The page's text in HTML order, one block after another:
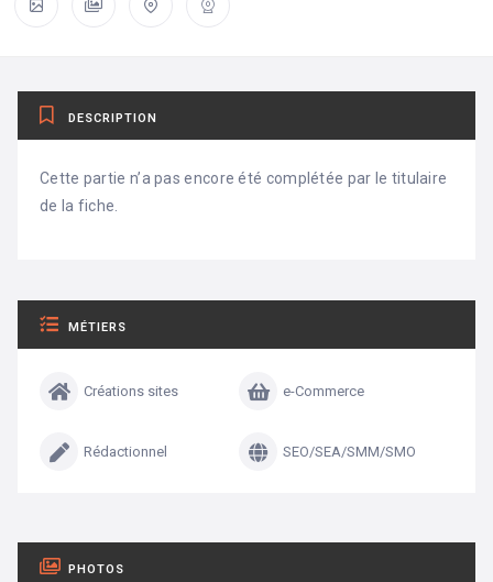
DESCRIPTION
Cette partie n’a pas encore été complétée par le titulaire
de la fiche.
MÉTIERS
Créations sites e-Commerce
Rédactionnel SEO/SEA/SMM/SMO
PHOTOS